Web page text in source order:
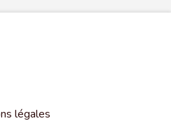
légales